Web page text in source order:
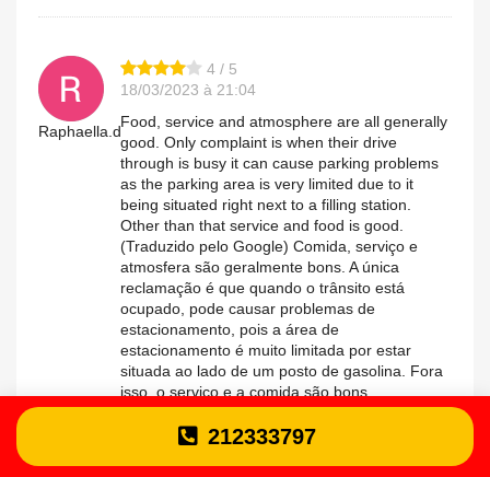
Raphaella.d
4 / 5
18/03/2023 à 21:04
Food, service and atmosphere are all generally
good. Only complaint is when their drive
through is busy it can cause parking problems
as the parking area is very limited due to it
being situated right next to a filling station.
Other than that service and food is good.
(Traduzido pelo Google) Comida, serviço e
atmosfera são geralmente bons. A única
reclamação é que quando o trânsito está
ocupado, pode causar problemas de
estacionamento, pois a área de
estacionamento é muito limitada por estar
situada ao lado de um posto de gasolina. Fora
isso, o serviço e a comida são bons.
212333797